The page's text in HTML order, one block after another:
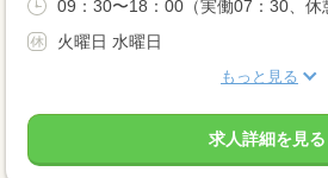
09：30〜18：00（実働07：30、休
火曜日 水曜日
もっと見る
求人詳細を見る